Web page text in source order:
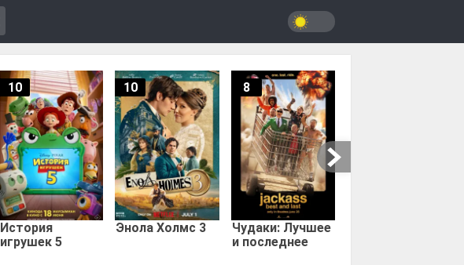
История
игрушек 5
10
Энола Холмс 3
10
Чудаки: Лучшее
и последнее
8